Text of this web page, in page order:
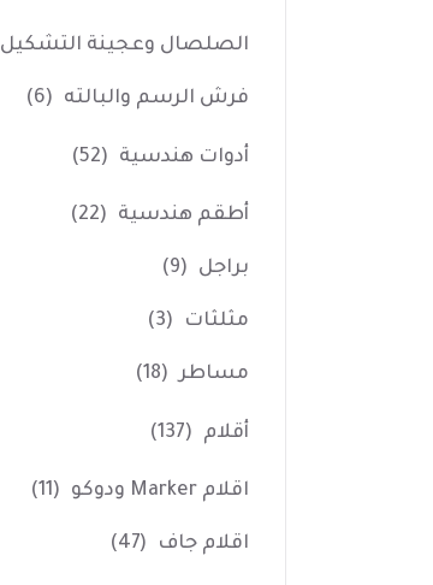
الصلصال وعجينة التشكيل
فرش الرسم والبالته (6)
أدوات هندسية (52)
أطقم هندسية (22)
براجل (9)
مثلثات (3)
مساطر (18)
أقلام (137)
اقلام Marker ودوكو (11)
اقلام جاف (47)